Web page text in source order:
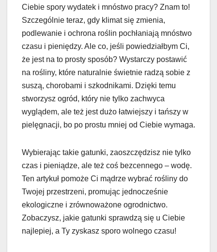
Ciebie spory wydatek i mnóstwo pracy? Znam to!
Szczególnie teraz, gdy klimat się zmienia,
podlewanie i ochrona roślin pochłaniają mnóstwo
czasu i pieniędzy. Ale co, jeśli powiedziałbym Ci,
że jest na to prosty sposób? Wystarczy postawić
na rośliny, które naturalnie świetnie radzą sobie z
suszą, chorobami i szkodnikami. Dzięki temu
stworzysz ogród, który nie tylko zachwyca
wyglądem, ale też jest dużo łatwiejszy i tańszy w
pielęgnacji, bo po prostu mniej od Ciebie wymaga.
Wybierając takie gatunki, zaoszczędzisz nie tylko
czas i pieniądze, ale też coś bezcennego – wodę.
Ten artykuł pomoże Ci mądrze wybrać rośliny do
Twojej przestrzeni, promując jednocześnie
ekologiczne i zrównoważone ogrodnictwo.
Zobaczysz, jakie gatunki sprawdzą się u Ciebie
najlepiej, a Ty zyskasz sporo wolnego czasu!